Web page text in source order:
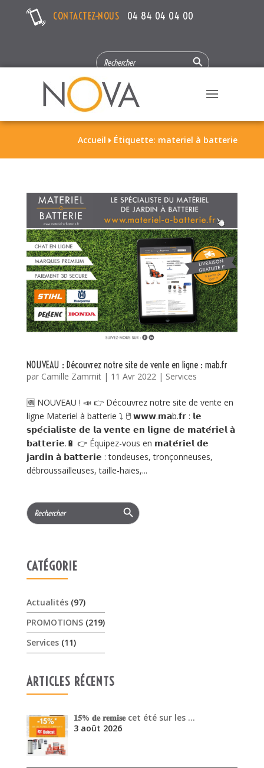
CONTACTEZ-NOUS 04 84 04 04 00
SEARCH
FOR:
Search Button
Accueil  Étiquette: materiel à batterie
NOUVEAU : Découvrez notre site de vente en ligne : mab.fr
par Camille Zammit| 11 Avr 2022| Services
🆕 NOUVEAU ! 📣 👉 Découvrez notre site de vente en
ligne Materiel à batterie ⤵ 🖱 𝘄𝘄𝘄.𝗺𝗮b.𝗳𝗿 : 𝗹𝗲
𝘀𝗽𝗲́𝗰𝗶𝗮𝗹𝗶𝘀𝘁𝗲 𝗱𝗲 𝗹𝗮 𝘃𝗲𝗻𝘁𝗲 𝗲𝗻 𝗹𝗶𝗴𝗻𝗲 𝗱𝗲 𝗺𝗮𝘁𝗲́𝗿𝗶𝗲𝗹 𝗮̀
𝗯𝗮𝘁𝘁𝗲𝗿𝗶𝗲.🔋 👉 Équipez-vous en 𝗺𝗮𝘁𝗲́𝗿𝗶𝗲𝗹 𝗱𝗲
𝗷𝗮𝗿𝗱𝗶𝗻 𝗮̀ 𝗯𝗮𝘁𝘁𝗲𝗿𝗶𝗲 : tondeuses, tronçonneuses,
débroussailleuses, taille-haies,...
Search
for:
Search Button
CATÉGORIE
Actualités(97)
PROMOTIONS(219)
Services(11)
ARTICLES RÉCENTS
𝟏𝟓% 𝐝𝐞 𝐫𝐞𝐦𝐢𝐬𝐞 cet été sur les …
3 août 2026